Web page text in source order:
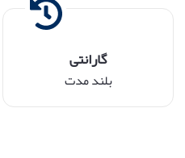
گارانتی
بلند مدت